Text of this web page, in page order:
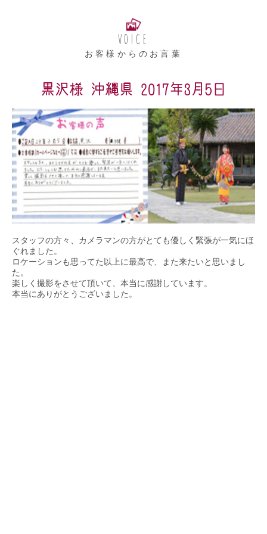
VOICE
お客様からのお言葉
黒沢様 沖縄県 2017年3月5日
スタッフの方々、カメラマンの方がとても優しく緊張が一気にほ
ぐれました。
ロケーションも思ってた以上に最高で、また来たいと思いまし
た。
楽しく撮影をさせて頂いて、本当に感謝しています。
本当にありがとうございました。